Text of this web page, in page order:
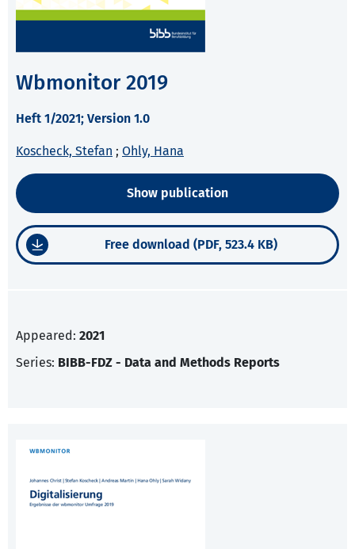
Wbmonitor 2019
Heft 1/2021; Version 1.0
Koscheck, Stefan ; Ohly, Hana
Show publication
Free download (PDF, 523.4 KB)
Appeared: 2021
Series: BIBB-FDZ - Data and Methods Reports